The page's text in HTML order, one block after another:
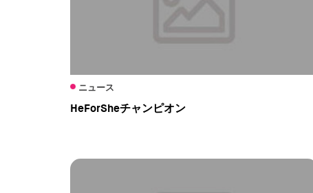
ニュース
HeForSheチャンピオン